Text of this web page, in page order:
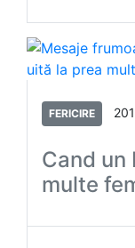
FERICIRE
Cand un
multe